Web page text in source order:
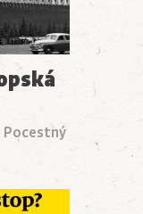
Pocestný